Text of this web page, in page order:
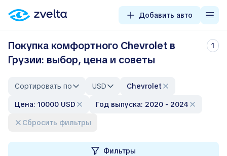
Добавить авто
Покупка комфортного Chevrolet в
Грузии: выбор, цена и советы
1
Сортировать по USD
Chevrolet
Цена: 10000 USD
Год выпуска: 2020 - 2024
Сбросить фильтры
Фильтры